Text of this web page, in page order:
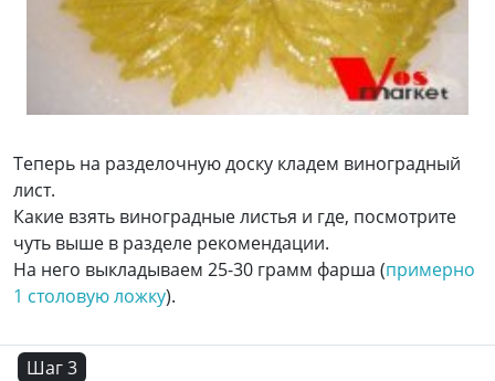
Теперь на разделочную доску кладем виноградный
лист.
Какие взять виноградные листья и где, посмотрите
чуть выше в разделе рекомендации.
На него выкладываем 25-30 грамм фарша (примерно
1 столовую ложку).
Шаг 3